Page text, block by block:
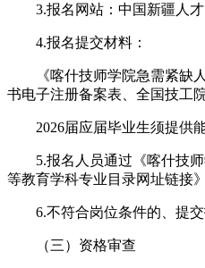
3.报名网站：中国新疆人才
4.报名提交材料：
《喀什技师学院急需紧缺人
书电子注册备案表、全国技工
2026届应届毕业生须提供能
5.报名人员通过《喀什技师
等教育学科专业目录网址链接
6.不符合岗位条件的、提交
（三）资格审查